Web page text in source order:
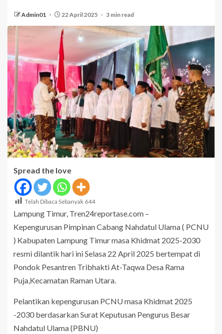
Admin01 22 April 2025 3 min read
Spread the love
Telah Dibaca Sebanyak 644
Lampung Timur, Tren24reportase.com –
Kepengurusan Pimpinan Cabang Nahdatul Ulama ( PCNU
) Kabupaten Lampung Timur masa Khidmat 2025-2030
resmi dilantik hari ini Selasa 22 April 2025 bertempat di
Pondok Pesantren Tribhakti At-Taqwa Desa Rama
Puja,Kecamatan Raman Utara.
Pelantikan kepengurusan PCNU masa Khidmat 2025
-2030 berdasarkan Surat Keputusan Pengurus Besar
Nahdatul Ulama (PBNU)